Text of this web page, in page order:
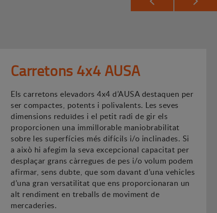
Carretons 4x4 AUSA
Els carretons elevadors 4x4 d’AUSA destaquen per
ser compactes, potents i polivalents. Les seves
dimensions reduïdes i el petit radi de gir els
proporcionen una immillorable maniobrabilitat
sobre les superfícies més difícils i/o inclinades. Si
a això hi afegim la seva excepcional capacitat per
desplaçar grans càrregues de pes i/o volum podem
afirmar, sens dubte, que som davant d’una vehicles
d’una gran versatilitat que ens proporcionaran un
alt rendiment en treballs de moviment de
mercaderies.